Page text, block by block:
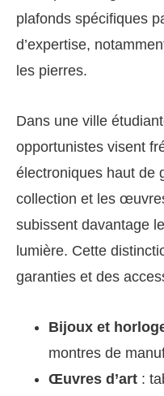
plafonds spécifiques
d’expertise,
les pierres.
Dans une ville
opportunistes visent
électroniques haut de
collection et les
subissent davantage
lumière. Cette
garanties et des
Bijoux et
montres de
Œuvres d’art :